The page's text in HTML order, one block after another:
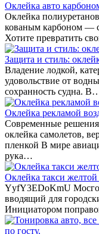
Оклейка авто
Оклейка
кованым карбоном —
Хотите превратить
Защита и стиль:
Владение лодкой,
удовольствие от
сохранность судна.
Оклейка рекламой
Современные решения
оклейка самолетов,
пленкой В мире
рука…
Оклейка такси
YyfY3EDoKmU
вводящий для
Инициатором